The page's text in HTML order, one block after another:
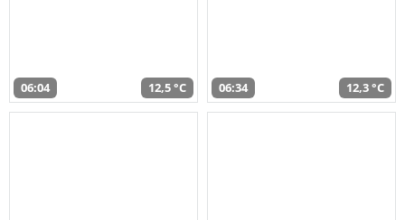
06:04 12,5 °C 06:34 12,3 °C